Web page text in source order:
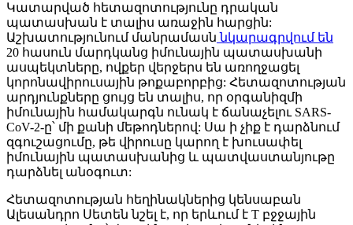
Կատարված հետազոտությունը դրական
պատասխան է տալիս առաջին հարցին:
Աշխատությունում մանրամասն նկարագրվում են
20 հասուն մարդկանց իմունային պատասխանի
ասպեկտները, ովքեր վերջերս են առողջացել
կորոնավիրուսային թոքաբորբից: Հետազոտության
արդյունքները ցույց են տալիս, որ օրգանիզմի
իմունային համակարգն ունակ է ճանաչելու SARS-
CoV-2-ը՝ մի քանի մեթոդներով: Սա ի չիք է դարձնում
զգուշացումը, թե վիրուսը կարող է խուսափել
իմունային պատասխանից և պատվաստանյութը
դարձնել անօգուտ:
Հետազոտության հեղինակներից կենսաբան
Ալեսանդրո Սետեն նշել է, որ երևում է T բջջային